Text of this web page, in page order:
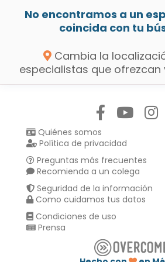
No encontramos a un
coincida con tu
Cambia la
especialistas que ofrezcan
Quiénes somos
Política de privacidad
Preguntas más frecuentes
Recomienda a un colega
Seguridad de la información
Como cuidamos tus datos
Condiciones de uso
Prensa